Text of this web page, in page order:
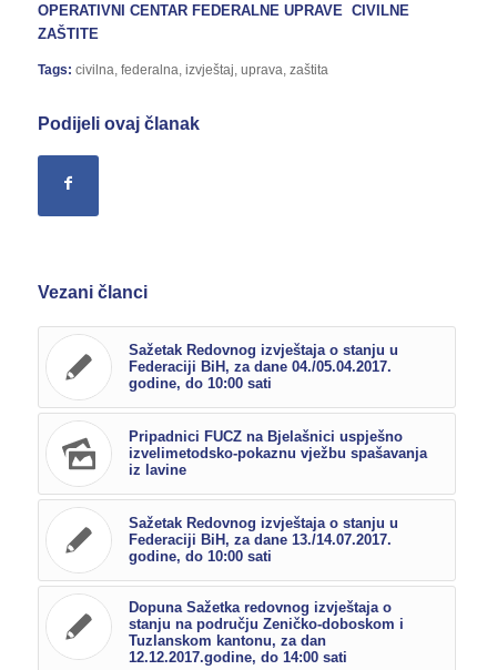
OPERATIVNI CENTAR FEDERALNE UPRAVE CIVILNE
ZAŠTITE
Tags: civilna federalna izvještaj uprava zaštita
Podijeli ovaj članak
Vezani članci
Sažetak Redovnog izvještaja o stanju u
Federaciji BiH, za dane 04./05.04.2017.
godine, do 10:00 sati
Pripadnici FUCZ na Bjelašnici uspješno
izvelimetodsko-pokaznu vježbu spašavanja
iz lavine
Sažetak Redovnog izvještaja o stanju u
Federaciji BiH, za dane 13./14.07.2017.
godine, do 10:00 sati
Dopuna Sažetka redovnog izvještaja o
stanju na području Zeničko-doboskom i
Tuzlanskom kantonu, za dan
12.12.2017.godine, do 14:00 sati